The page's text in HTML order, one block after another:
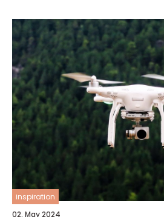
inspiration
02. May 2024